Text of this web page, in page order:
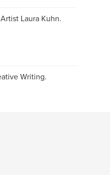
Laura Kuhn.
Writing.